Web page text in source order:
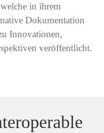
in ihrem
Dokumentation
Innovationen,
veröffentlicht.